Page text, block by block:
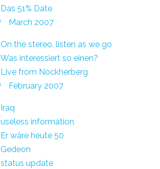
Das 51% Date
March 2007
On the stereo, listen as we go
Was interessiert so einen?
Live from Nockherberg
February 2007
Iraq
useless information
Er wäre heute 50
Gedeon
status update